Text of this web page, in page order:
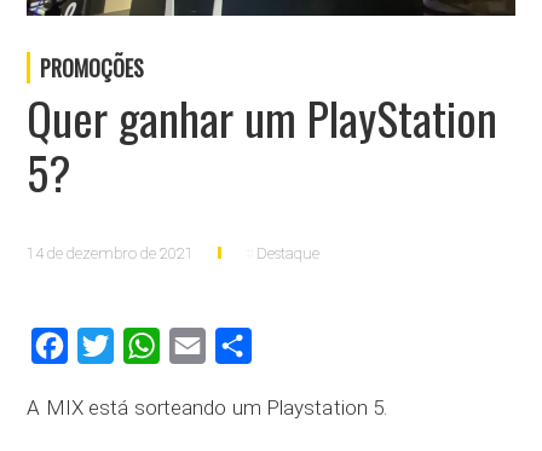
PROMOÇÕES
Quer ganhar um PlayStation
5?
14 de dezembro de 2021 Destaque
FacebookTwitter WhatsApp
Email
A MIX está sorteando um Playstation 5.